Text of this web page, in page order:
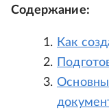
Содержание:
Как